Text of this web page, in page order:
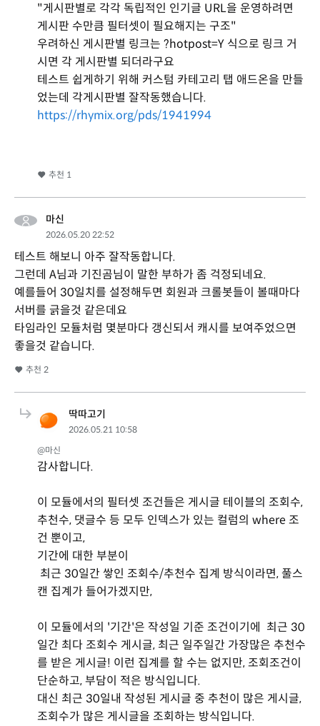
"게시판별로 각각 독립적인 인기글 URL을 운영하려면
게시판 수만큼 필터셋이 필요해지는 구조"
우려하신 게시판별 링크는 ?hotpost=Y 식으로 링크 거
시면 각 게시판별 되더라구요
테스트 쉽게하기 위해 커스텀 카테고리 탭 애드온을 만들
었는데 각게시판별 잘작동했습니다.
https://rhymix.org/pds/1941994
추천 1
마신
2026.05.20 22:52
테스트 해보니 아주 잘작동합니다.
그런데 A님과 기진곰님이 말한 부하가 좀 걱정되네요.
예를들어 30일치를 설정해두면 회원과 크롤봇들이 볼때마다
서버를 긁을것 같은데요
타임라인 모듈처럼 몇분마다 갱신되서 캐시를 보여주었으면
좋을것 같습니다.
추천 2
딱따고기
2026.05.21 10:58
@마신
감사합니다.
이 모듈에서의 필터셋 조건들은 게시글 테이블의 조회수,
추천수, 댓글수 등 모두 인덱스가 있는 컬럼의 where 조
건 뿐이고,
기간에 대한 부분이
최근 30일간 쌓인 조회수/추천수 집계 방식이라면, 풀스
캔 집계가 들어가겠지만,
이 모듈에서의 '기간'은 작성일 기준 조건이기에 최근 30
일간 최다 조회수 게시글, 최근 일주일간 가장많은 추천수
를 받은 게시글! 이런 집계를 할 수는 없지만, 조회조건이
단순하고, 부담이 적은 방식입니다.
대신 최근 30일내 작성된 게시글 중 추천이 많은 게시글,
조회수가 많은 게시글을 조회하는 방식입니다.